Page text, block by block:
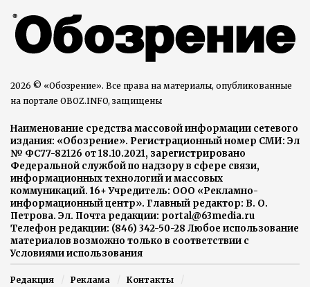
2026 © «Обозрение». Все права на материалы, опубликованные
на портале OBOZ.INFO, защищены
Наименование средства массовой информации сетевого
издания: «Обозрение». Регистрационный номер СМИ: Эл
№ ФС77-82126 от 18.10.2021, зарегистрировано
Федеральной службой по надзору в сфере связи,
информационных технологий и массовых
коммуникаций. 16+ Учредитель: ООО «Рекламно-
информационный центр». Главный редактор: В. О.
Петрова. Эл. Почта редакции: portal@63media.ru
Телефон редакции: (846) 342-50-28 Любое использование
материалов возможно только в соответствии с
Условиями использования
Редакция Реклама Контакты